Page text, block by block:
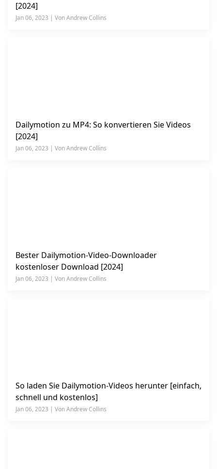
[2024]
Jan 06, 2023 | Von Andrew Collins
Dailymotion zu MP4: So konvertieren Sie Videos
[2024]
Jan 06, 2023 | Von Andrew Collins
Bester Dailymotion-Video-Downloader
kostenloser Download [2024]
Jan 06, 2023 | Von Andrew Collins
So laden Sie Dailymotion-Videos herunter [einfach,
schnell und kostenlos]
Jan 06, 2023 | Von Andrew Collins